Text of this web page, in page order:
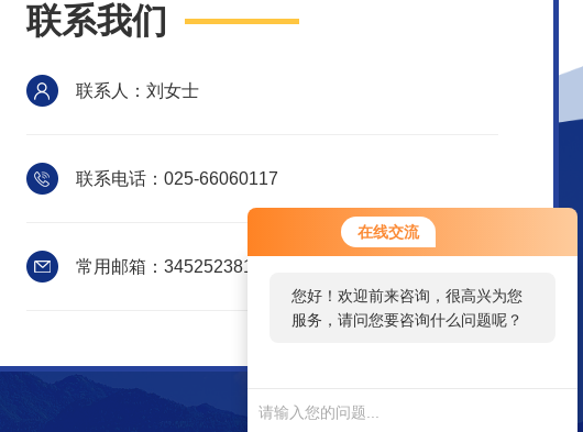
在线交流
您好！欢迎前来咨询，很高兴为您
服务，请问您要咨询什么问题呢？
联系我们
联系人：刘女士
联系电话：025-66060117
常用邮箱：3452523816@qq.com